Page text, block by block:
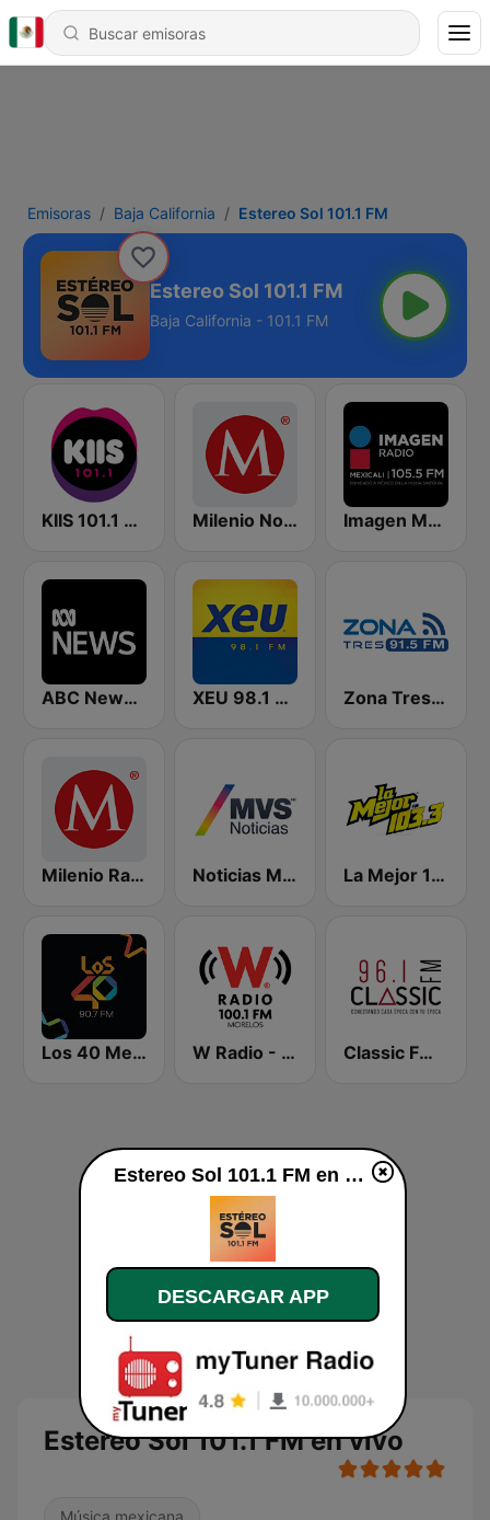
Emisoras Baja California Estereo Sol 101.1 FM
Estereo Sol 101.1 FM
Baja California - 101.1 FM
KIIS 101.1 Melbourne Milenio Noticias 1090 AM Imagen Mexicali 105.5 FM
ABC News Radio XEU 98.1 FM Zona Tres 91.5 FM
Milenio Radio 103.7 Noticias MVS La Mejor 103.3 FM
Los 40 Mexicali W Radio - Morelos Classic FM 96.1
Estereo Sol 101.1 FM en vivo
Música mexicana
Estereo Sol 101.1 FM en vivo
DESCARGAR APP